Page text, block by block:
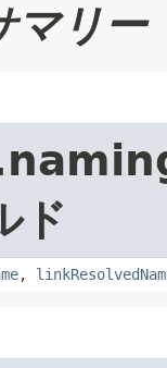
マリー
ド
,